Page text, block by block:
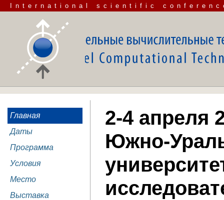
International scientific
Главная
Даты
Программа
Условия
Место
Выставка
2-4 апреля
Южно-